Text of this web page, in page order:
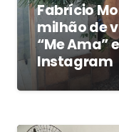
Fabrício
milhão de
“Me Ama”
Instagram